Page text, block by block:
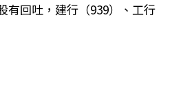
有回吐，建行（939）、工行